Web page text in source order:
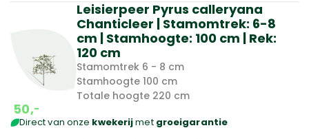
Leisierpeer Pyrus calleryana
Chanticleer | Stamomtrek: 6-8
cm | Stamhoogte: 100 cm | Rek:
120 cm
Stamomtrek 6 - 8 cm
Stamhoogte 100 cm
Totale hoogte 220 cm
50,-
Direct van onze kwekerijmet groeigarantie